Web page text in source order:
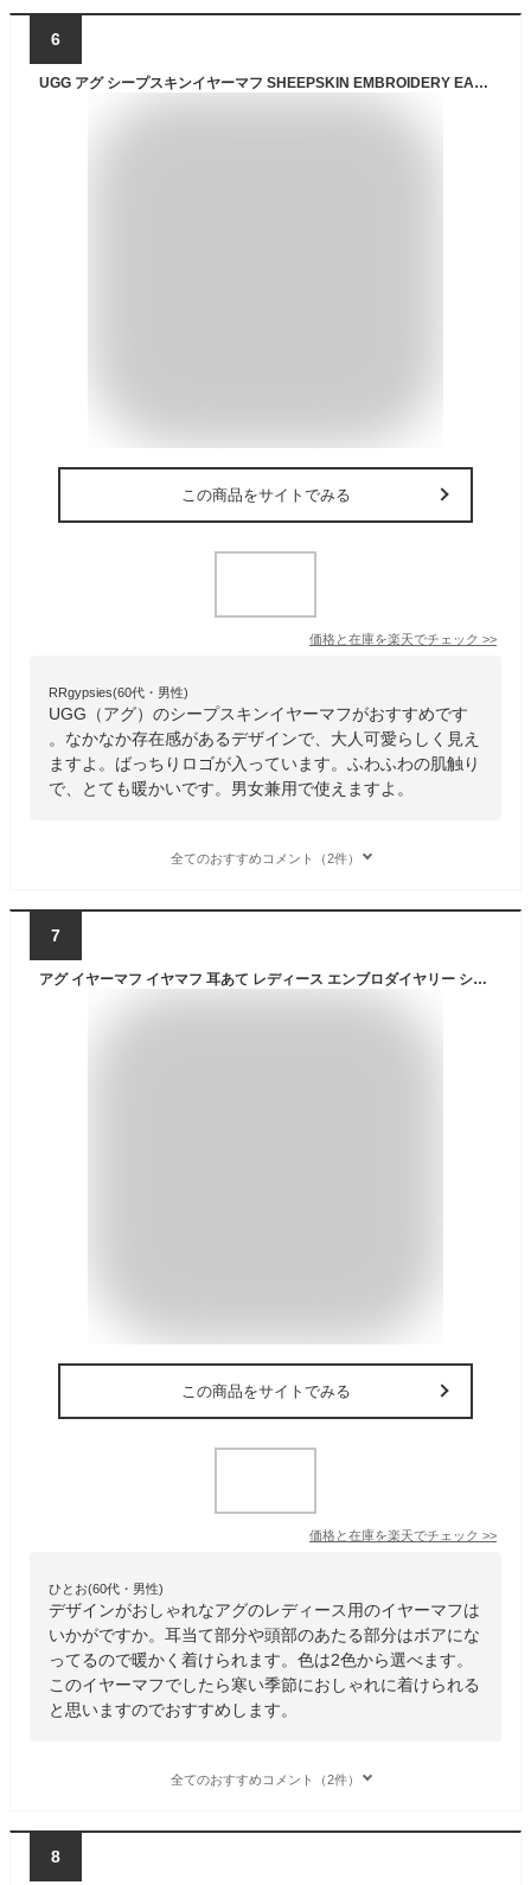
6
UGG アグ シープスキンイヤーマフ SHEEPSKIN EMBROIDERY EARMUFF 20955 新作 耳当て 防寒 冬 秋 ボア 無地 送料無料 送料込み 大判 レディース メンズ イヤマフ 暖かい ギフト 箱付き クリスマス プレゼント
この商品をサイトでみる
価格と在庫を楽天でチェック >>
RRgypsies(60代・男性)
UGG（アグ）のシープスキンイヤーマフがおすすめです
。なかなか存在感があるデザインで、大人可愛らしく見え
ますよ。ばっちりロゴが入っています。ふわふわの肌触り
で、とても暖かいです。男女兼用で使えますよ。
全てのおすすめコメント（2件）
7
アグ イヤーマフ イヤマフ 耳あて レディース エンブロダイヤリー シープスキン ボア ファー 防寒 通勤 通学 ブランド おしゃれ 黒 ブラック グレーミスト チェスナット UGG SHEEPSKIN EMBROIDERY EARMUFF 20955
この商品をサイトでみる
価格と在庫を楽天でチェック >>
ひとお(60代・男性)
デザインがおしゃれなアグのレディース用のイヤーマフは
いかがですか。耳当て部分や頭部のあたる部分はボアにな
ってるので暖かく着けられます。色は2色から選べます。
このイヤーマフでしたら寒い季節におしゃれに着けられる
と思いますのでおすすめします。
全てのおすすめコメント（2件）
8